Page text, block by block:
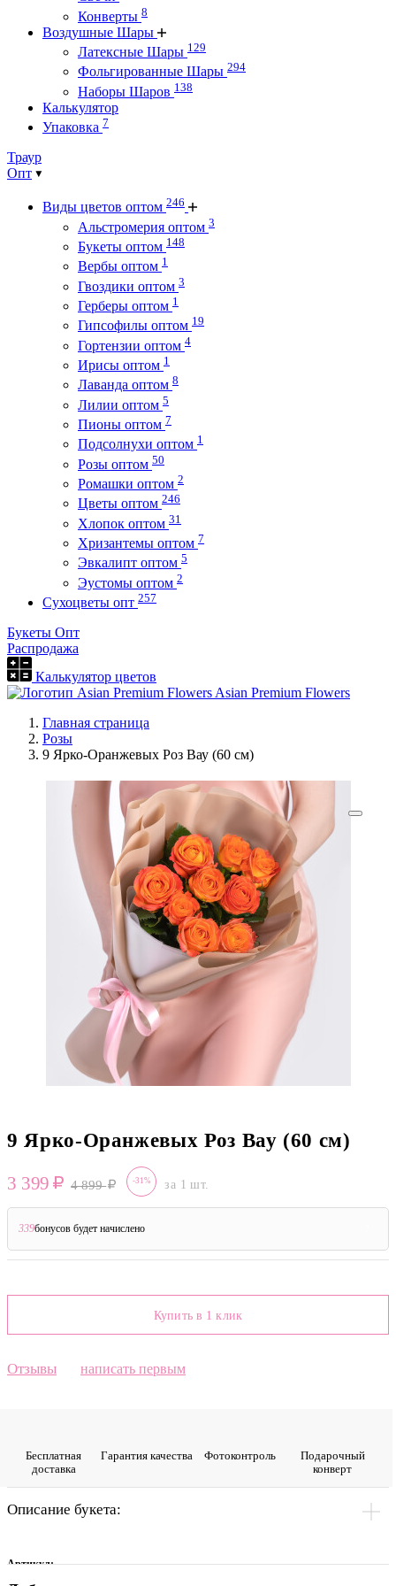
Конверты 8
Воздушные Шары
Латексные Шары 129
Фольгированные Шары 294
Наборы Шаров 138
Калькулятор
Упаковка 7
Траур
Опт
Виды цветов оптом 246
Альстромерия оптом 3
Букеты оптом 148
Вербы оптом 1
Гвоздики оптом 3
Герберы оптом 1
Гипсофилы оптом 19
Гортензии оптом 4
Ирисы оптом 1
Лаванда оптом 8
Лилии оптом 5
Пионы оптом 7
Подсолнухи оптом 1
Розы оптом 50
Ромашки оптом 2
Цветы оптом 246
Хлопок оптом 31
Хризантемы оптом 7
Эвкалипт оптом 5
Эустомы оптом 2
Сухоцветы опт 257
Букеты Опт
Распродажа
Калькулятор цветов
Asian Premium Flowers
Главная страница
Розы
9 Ярко-Оранжевых Роз Вау (60 см)
9 Ярко-Оранжевых Роз Вау (60 см)
3 399 4 899 -31% за 1 шт.
339бонусов будет начислено
Купить в 1 клик
Отзывы написать первым
Бесплатная
доставка
Гарантия качества Фото­контроль
Подарочный
конверт
Описание букета:
Артикул: